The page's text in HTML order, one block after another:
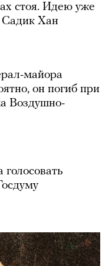
стоя. Идею уже
Садик Хан
майора
он погиб при
Воздушно-